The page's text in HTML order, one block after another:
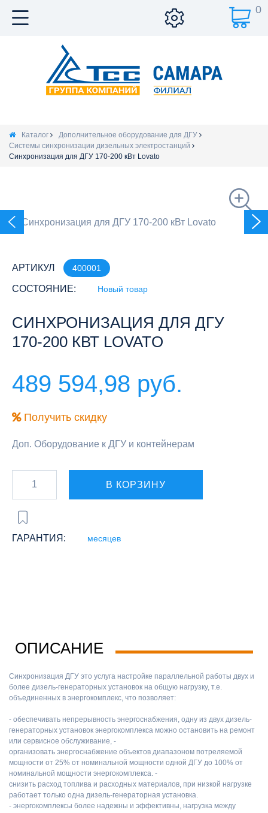
0
Каталог
Дополнительное оборудование для ДГУ
Системы синхронизации дизельных электростанций
Синхронизация для ДГУ 170-200 кВт Lovato
АРТИКУЛ 400001
СОСТОЯНИЕ: Новый товар
СИНХРОНИЗАЦИЯ ДЛЯ ДГУ
170-200 КВТ LOVATO
489 594,98 руб.
Получить скидку
Доп. Оборудование к ДГУ и контейнерам
В КОРЗИНУ
ГАРАНТИЯ: месяцев
ОПИСАНИЕ
Синхронизация ДГУ это услуга настройке параллельной работы двух и
более дизель-генераторных установок на общую нагрузку, т.е.
объединенных в энергокомплекс, что позволяет:
- обеспечивать непрерывность энергоснабжения, одну из двух дизель-
генераторных установок энергокомплекса можно остановить на ремонт
или сервисное обслуживание, -
организовать энергоснабжение объектов диапазоном потреляемой
мощности от 25% от номинальной мощности одной ДГУ до 100% от
номинальной мощности энергокомплекса. -
снизить расход топлива и расходных материалов, при низкой нагрузке
работает только одна дизель-генераторная установка.
- энергокомплексы более надежны и эффективны, нагрузка между